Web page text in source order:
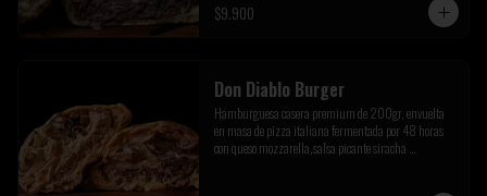
$9.900
Don Diablo Burger
Hamburguesa casera premium de 200gr, envuelta
en masa de pizza italiana fermentada por 48 horas
con queso mozzarella,salsa picante siracha